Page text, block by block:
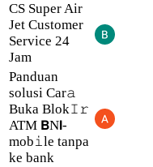
CS Super Air
Jet Customer
Service 24
Jam
Panduan
solusi Car𝚊
Buka Blok𝙸𝚛
ATM 𝗕N𝗜-
mob𝚒le tanpa
ke bank